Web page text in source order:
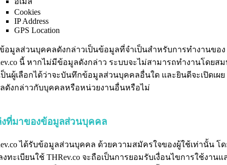
Cookies
IP Address
GPS Location
อมูลส่วนบุคคลดังกล่าวเป็นข้อมูลที่จำเป็นสำหรับการทำงานของ
นี้ หากไม่มีข้อมูลดังกล่าว ระบบจะไม่สามารถทำงานโดยส
ป็นผู้เลือกได้ว่าจะบันทึกข้อมูลส่วนบุคคลอื่นใด และยินดีจะเปิดเผย
ดังกล่าวกับบุคคลหรือหน่วยงานอื่นหรือไม่
ที่มาของข้อมูลส่วนบุคคล
ได้รับข้อมูลส่วนบุคคล ด้วยความสมัครใจของผู้ใช้เท่านั้น โ
งทะเบียนใช้ THRev.co จะถือเป็นการยอมรับเงื่อนไขการใช้งานแ